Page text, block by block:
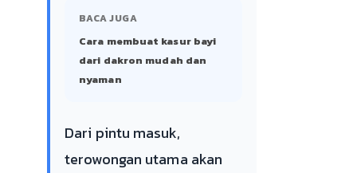
BACA JUGA
Cara membuat kasur bayi
dari dakron mudah dan
nyaman
Dari pintu masuk,
terowongan utama akan